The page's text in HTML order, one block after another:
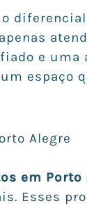
e uma
espaço
Alegre
em Porto
Esses